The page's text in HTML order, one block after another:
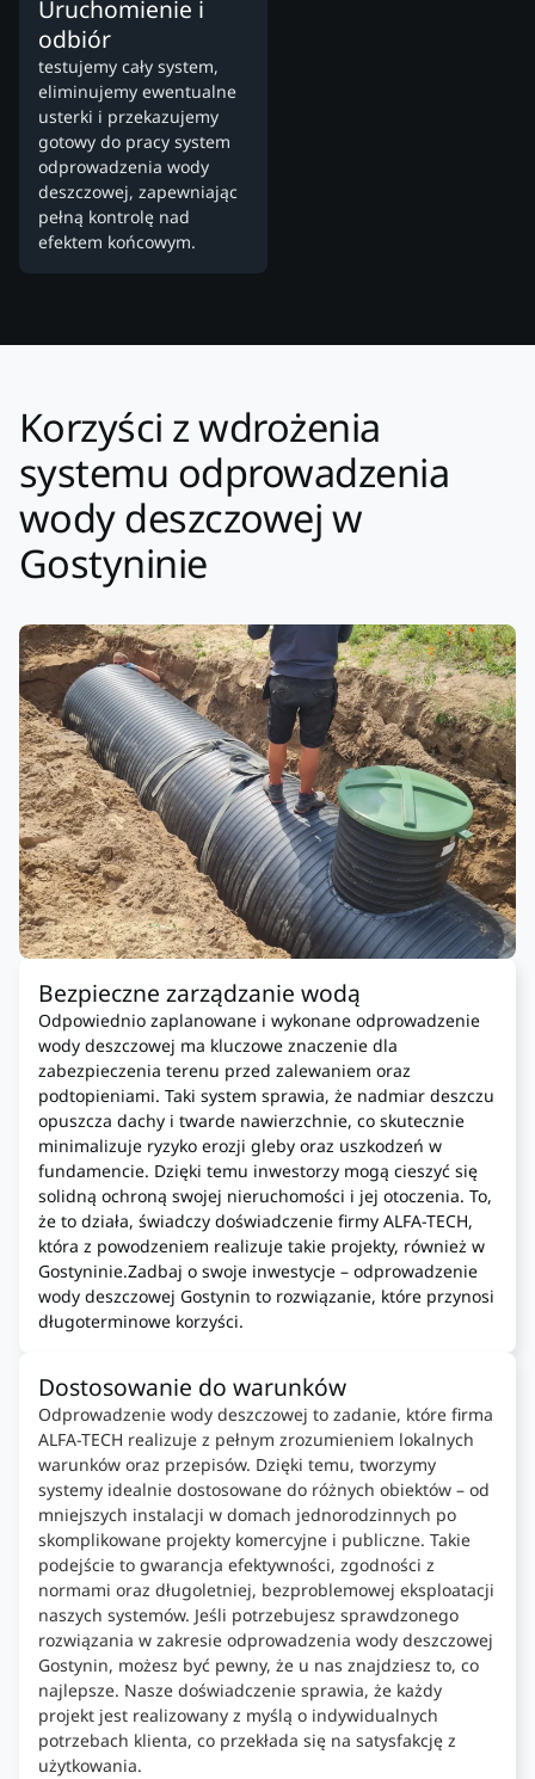
Uruchomienie i
odbiór
testujemy cały system,
eliminujemy ewentualne
usterki i przekazujemy
gotowy do pracy system
odprowadzenia wody
deszczowej, zapewniając
pełną kontrolę nad
efektem końcowym.
Korzyści z wdrożenia
systemu odprowadzenia
wody deszczowej w
Gostyninie
Bezpieczne zarządzanie wodą
Odpowiednio zaplanowane i wykonane odprowadzenie
wody deszczowej ma kluczowe znaczenie dla
zabezpieczenia terenu przed zalewaniem oraz
podtopieniami. Taki system sprawia, że nadmiar deszczu
opuszcza dachy i twarde nawierzchnie, co skutecznie
minimalizuje ryzyko erozji gleby oraz uszkodzeń w
fundamencie. Dzięki temu inwestorzy mogą cieszyć się
solidną ochroną swojej nieruchomości i jej otoczenia. To,
że to działa, świadczy doświadczenie firmy ALFA-TECH,
która z powodzeniem realizuje takie projekty, również w
Gostyninie.Zadbaj o swoje inwestycje – odprowadzenie
wody deszczowej Gostynin to rozwiązanie, które przynosi
długoterminowe korzyści.
Dostosowanie do warunków
Odprowadzenie wody deszczowej to zadanie, które firma
ALFA-TECH realizuje z pełnym zrozumieniem lokalnych
warunków oraz przepisów. Dzięki temu, tworzymy
systemy idealnie dostosowane do różnych obiektów – od
mniejszych instalacji w domach jednorodzinnych po
skomplikowane projekty komercyjne i publiczne. Takie
podejście to gwarancja efektywności, zgodności z
normami oraz długoletniej, bezproblemowej eksploatacji
naszych systemów. Jeśli potrzebujesz sprawdzonego
rozwiązania w zakresie odprowadzenia wody deszczowej
Gostynin, możesz być pewny, że u nas znajdziesz to, co
najlepsze. Nasze doświadczenie sprawia, że każdy
projekt jest realizowany z myślą o indywidualnych
potrzebach klienta, co przekłada się na satysfakcję z
użytkowania.